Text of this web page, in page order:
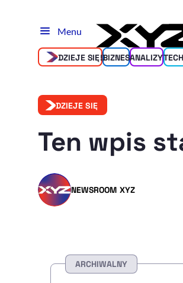
Menu
DZIEJE SIĘ!BIZNESANALIZY
DZIEJE SIĘ
Ten wpis
NEWSROOM XYZ
ARCHIWALNY